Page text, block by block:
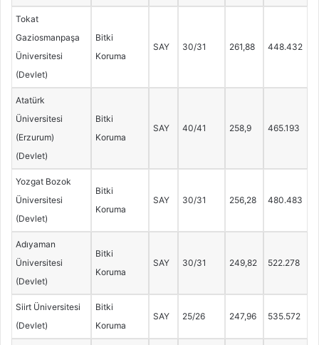
Tokat
Gaziosmanpaşa
Üniversitesi
(Devlet)
Bitki
Koruma
SAY 30/31 261,88 448.432
Atatürk
Üniversitesi
(Erzurum)
(Devlet)
Bitki
Koruma
SAY 40/41 258,9 465.193
Yozgat Bozok
Üniversitesi
(Devlet)
Bitki
Koruma
SAY 30/31 256,28 480.483
Adıyaman
Üniversitesi
(Devlet)
Bitki
Koruma
SAY 30/31 249,82 522.278
Siirt Üniversitesi
(Devlet)
Bitki
Koruma
SAY 25/26 247,96 535.572